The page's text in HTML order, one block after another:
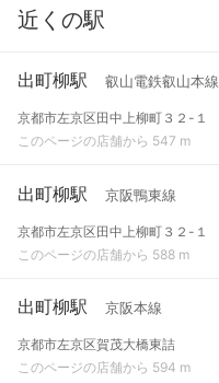
近くの駅
出町柳駅 叡山電鉄叡山本線
京都市左京区田中上柳町３２-１
このページの店舗から 547 m
出町柳駅 京阪鴨東線
京都市左京区田中上柳町３２-１
このページの店舗から 588 m
出町柳駅 京阪本線
京都市左京区賀茂大橋東詰
このページの店舗から 594 m